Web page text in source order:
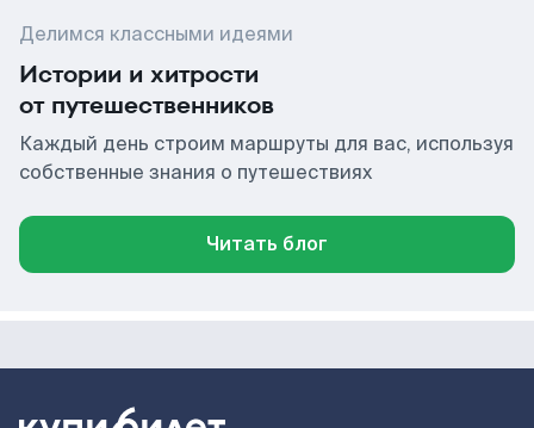
Делимся классными идеями
Истории и хитрости
от путешественников
Каждый день строим маршруты для вас, используя
собственные знания о путешествиях
Читать блог